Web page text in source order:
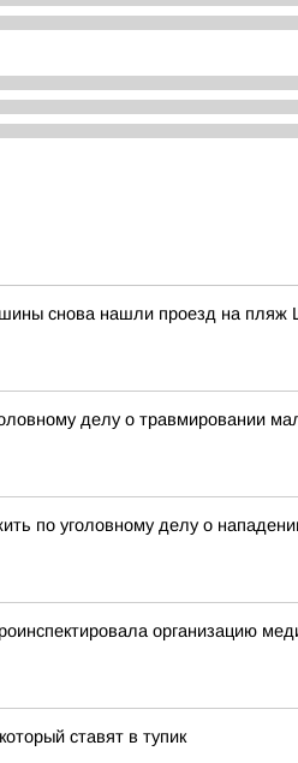
снова нашли проезд на пляж
делу о травмировании
по уголовному делу о
организацию
ставят в тупик